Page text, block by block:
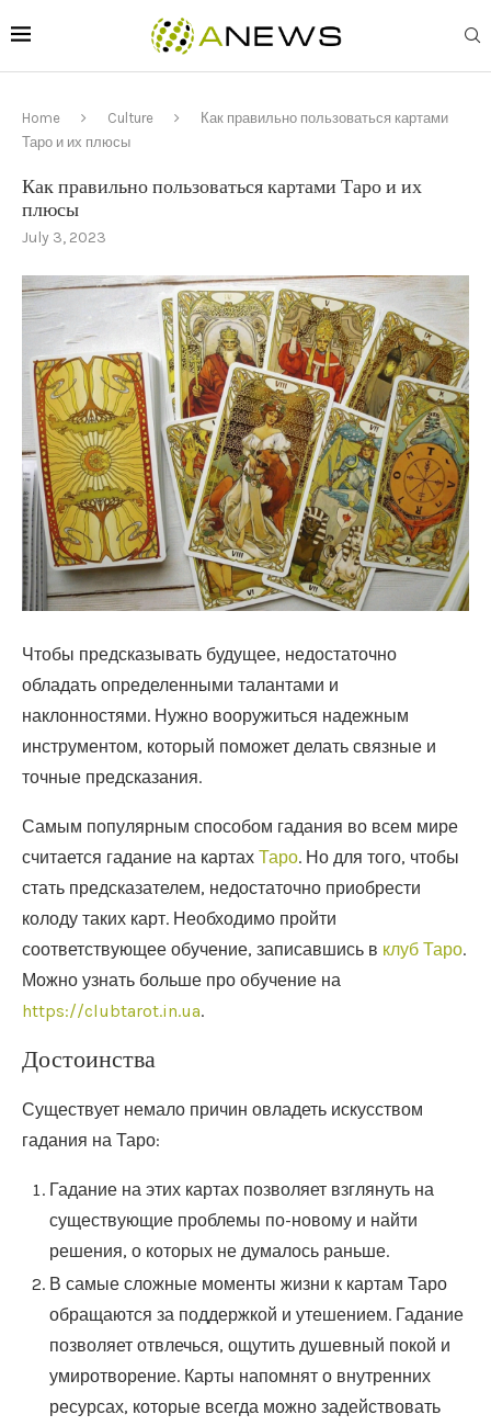
Home Culture
Как правильно пользоваться картами
Таро и их плюсы
Как правильно пользоваться картами Таро и их
плюсы
July 3, 2023
Чтобы предсказывать будущее, недостаточно
обладать определенными талантами и
наклонностями. Нужно вооружиться надежным
инструментом, который поможет делать связные и
точные предсказания.
Самым популярным способом гадания во всем мире
считается гадание на картах Таро. Но для того, чтобы
стать предсказателем, недостаточно приобрести
колоду таких карт. Необходимо пройти
соответствующее обучение, записавшись в клуб Таро.
Можно узнать больше про обучение на
https://clubtarot.in.ua.
Достоинства
Существует немало причин овладеть искусством
гадания на Таро:
Гадание на этих картах позволяет взглянуть на
существующие проблемы по-новому и найти
решения, о которых не думалось раньше.
В самые сложные моменты жизни к картам Таро
обращаются за поддержкой и утешением. Гадание
позволяет отвлечься, ощутить душевный покой и
умиротворение. Карты напомнят о внутренних
ресурсах, которые всегда можно задействовать